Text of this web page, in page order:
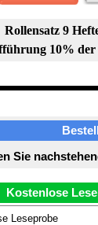
Rollensatz 9
10% der
Sie
Kostenlose
Leseprobe